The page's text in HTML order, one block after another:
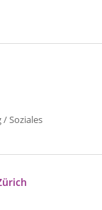
Soziales